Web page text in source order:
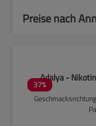
Preise nach
37%
Adalya -